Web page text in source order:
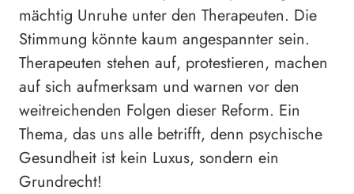
mächtig Unruhe unter den Therapeuten. Die
Stimmung könnte kaum angespannter sein.
Therapeuten stehen auf, protestieren, machen
auf sich aufmerksam und warnen vor den
weitreichenden Folgen dieser Reform. Ein
Thema, das uns alle betrifft, denn psychische
Gesundheit ist kein Luxus, sondern ein
Grundrecht!